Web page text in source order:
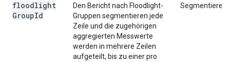
floodlight
GroupId
Den Bericht nach Floodlight-
Gruppen segmentieren jede
Zeile und die zugehörigen
aggregierten Messwerte
werden in mehrere Zeilen
aufgeteilt, bis zu einer pro
Segmentieren